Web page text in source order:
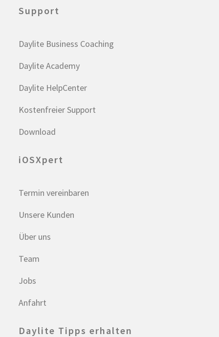
Support
Daylite Business Coaching
Daylite Academy
Daylite HelpCenter
Kostenfreier Support
Download
iOSXpert
Termin vereinbaren
Unsere Kunden
Über uns
Team
Jobs
Anfahrt
Daylite Tipps erhalten